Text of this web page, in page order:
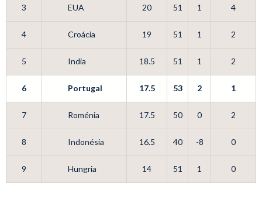
3 EUA 20 51 1 4
4 Croácia 19 51 1 2
5 India 18.5 51 1 2
6 Portugal 17.5 53 2 1
7 Roménia 17.5 50 0 2
8 Indonésia 16.5 40 -8 0
9 Hungria 14 51 1 0